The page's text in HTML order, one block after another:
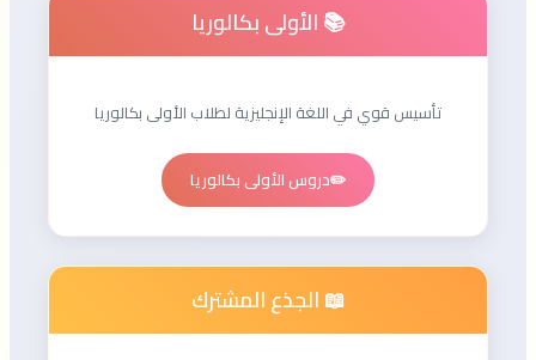
📚 الأولى بكالوريا
تأسيس قوي في اللغة الإنجليزية لطلاب الأولى بكالوريا
✏️دروس الأولى بكالوريا
📖 الجذع المشترك